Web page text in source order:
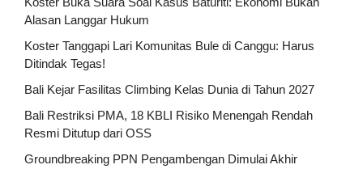
Alasan Langgar Hukum
Koster Tanggapi Lari Komunitas Bule di Canggu: Harus
Ditindak Tegas!
Bali Kejar Fasilitas Climbing Kelas Dunia di Tahun 2027
Bali Restriksi PMA, 18 KBLI Risiko Menengah Rendah
Resmi Ditutup dari OSS
Groundbreaking PPN Pengambengan Dimulai Akhir